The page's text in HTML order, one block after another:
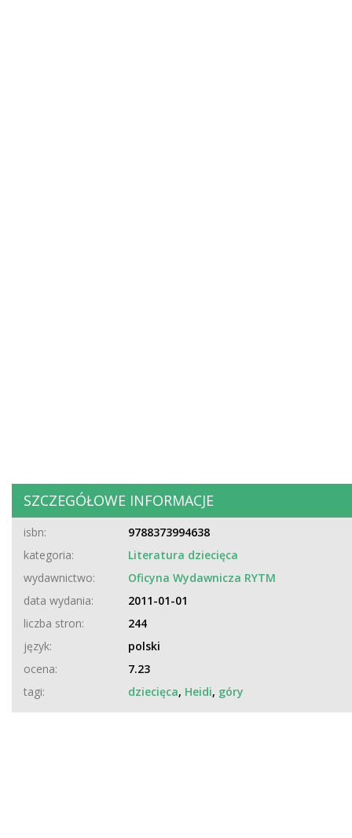
SZCZEGÓŁOWE INFORMACJE
isbn:
9788373994638
kategoria:
Literatura dziecięca
wydawnictwo:
Oficyna Wydawnicza RYTM
data wydania:
2011-01-01
liczba stron:
244
język:
polski
ocena:
7.23
tagi:
dziecięca, Heidi, góry